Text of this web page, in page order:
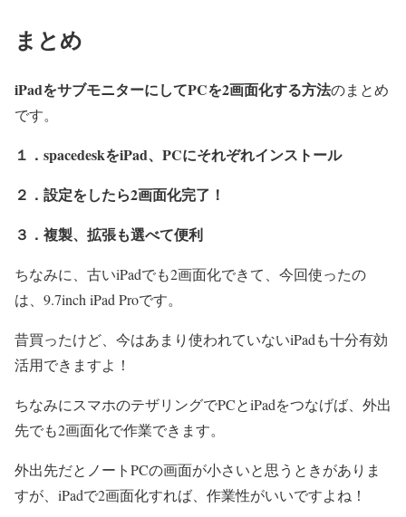
まとめ
iPadをサブモニターにしてPCを2画面化する方法のまとめ
です。
１．spacedeskをiPad、PCにそれぞれインストール
２．設定をしたら2画面化完了！
３．複製、拡張も選べて便利
ちなみに、古いiPadでも2画面化できて、今回使ったの
は、9.7inch iPad Proです。
昔買ったけど、今はあまり使われていないiPadも十分有効
活用できますよ！
ちなみにスマホのテザリングでPCとiPadをつなげば、外出
先でも2画面化で作業できます。
外出先だとノートPCの画面が小さいと思うときがありま
すが、iPadで2画面化すれば、作業性がいいですよね！